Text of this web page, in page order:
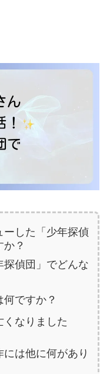
ーした「少年探偵
？
探偵団」でどんな
ですか？
くなりました
は他に何があり